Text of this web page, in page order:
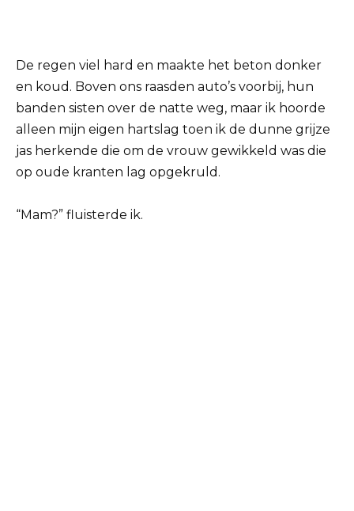
De regen viel hard en maakte het beton donker
en koud. Boven ons raasden auto’s voorbij, hun
banden sisten over de natte weg, maar ik hoorde
alleen mijn eigen hartslag toen ik de dunne grijze
jas herkende die om de vrouw gewikkeld was die
op oude kranten lag opgekruld.
“Mam?” fluisterde ik.